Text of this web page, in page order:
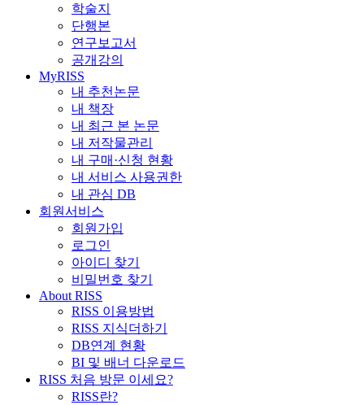
학술지
단행본
연구보고서
공개강의
MyRISS
내 추천논문
내 책장
내 최근 본 논문
내 저작물관리
내 구매·신청 현황
내 서비스 사용권한
내 관심 DB
회원서비스
회원가입
로그인
아이디 찾기
비밀번호 찾기
About RISS
RISS 이용방법
RISS 지식더하기
DB연계 현황
BI 및 배너 다운로드
RISS 처음 방문 이세요?
RISS란?